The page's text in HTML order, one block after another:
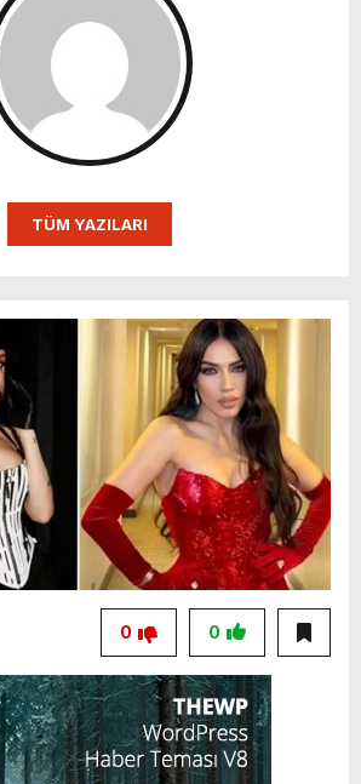
TÜM YAZILARI
0
0